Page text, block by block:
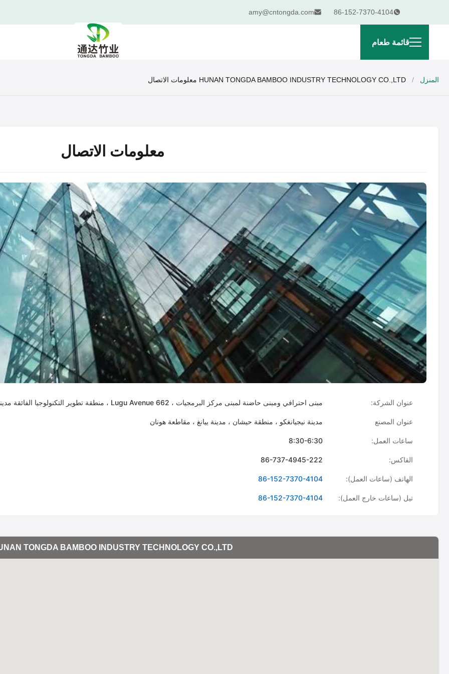
86-152-7370-4104
amy@cntongda.com
قائمة طعام
المنزل / HUNAN TONGDA BAMBOO INDUSTRY TECHNOLOGY CO.,LTD معلومات الاتصال
معلومات الاتصال
عنوان الشركة: مبنى احترافي ومبنى حاضنة لمبنى مركز البرمجيات ، Lugu Avenue 662 ، منطقة تطوير التكنولوجيا الفائقة مدينة تشانغشا ، هونان ، الصين.
عنوان المصنع مدينة نيجيانغكو ، منطقة حيشان ، مدينة ييانغ ، مقاطعة هونان
ساعات العمل: 8:30-6:30
الفاكس: 86-737-4945-222
الهاتف (ساعات العمل): 86-152-7370-4104
تيل (ساعات خارج العمل): 86-152-7370-4104
TONGDA BAMBOO INDUSTRY TECHNOLOGY CO.,LTD